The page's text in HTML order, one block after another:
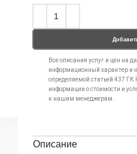
Все описания услуг и цен на
информационный характер и
определяемой статьей 437 ГК
информации о стоимости и
к нашим менеджерам.
Описание